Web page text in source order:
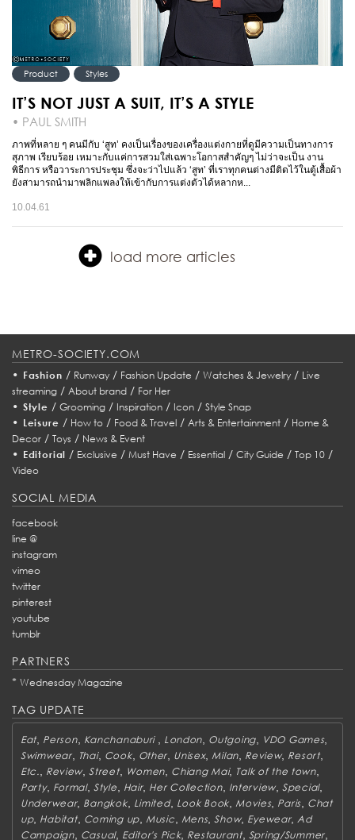
Product Styles
IT’S NOT JUST A SUIT, IT’S A STYLE
• PAUL SMITH
ภาพที่หลาย ๆ คนมีกับ ‘สูท’ คงเป็นเรื่องของเครื่องแต่งกายที่ดูมีความเป็นทางการ
สุภาพ เรียบร้อย เหมาะกับแค่การสวมใส่เฉพาะโอกาสสำคัญๆ ไม่ว่าจะเป็น งาน
พิธีการ หรือวาระการประชุม ซึ่งจะว่าไปแล้ว ‘สูท’ ที่เราทุกคนต่างมีติดไว้ในตู้เสื้อผ้า
ยังสามารถนำมาพลิกแพลงให้เข้ากับการแต่งตัวได้หลากห...
10.04.61
load more articles
METRO-SOCIETY.COM
• Fashion / Runway/ Fashion Update / Watches & Jewelry/ Live
streaming / About brand / For Her
• Style / Grooming/ Inspiration/ Icon/ Style Snap
• Leisure / How to/ Food & Travel/ Arts & Entertainment/ Home &
Decor / Toys / News & Event
• Editorial / Exclusive /Must Have / Essential /City Guide /Top 10 /
Video
SOCIAL MEDIA
facebook
line @
instagram
vimeo
twitter
pinterest
youtube
tumblr
PARTNERS
* Wednesday Magazine
TAG UPDATE
Eat Person, Kanchanaburi London Outgoing, VDO Games,
Swimwear, Thai, Cook, Other Unisex, Milan Review, Resort,
Etc. Review,Street, Women Chiang Mai, Talk of the town,
Party, Formal, Style Hair, Her Collection, Interview,Special,
Underwear, Bangkok, Limited, Look Book Movies, Paris Chat
up, Habitat, Coming up, Music Mens,Show, Eyewear, Ad
Campaign, Casual, Editor's Pick, Restaurant, Spring/Summer